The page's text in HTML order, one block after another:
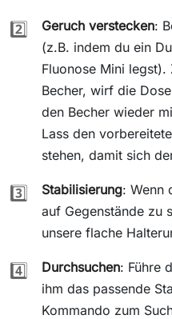
2️⃣ Geruch verstecken:
(z.B. indem du ein
Fluonose Mini legst).
Becher, wirf die
den Becher wieder
Lass den
stehen, damit sich
3️⃣ Stabilisierung: Wenn
auf Gegenstände zu
unsere flache
4️⃣ Durchsuchen: Führe
ihm das passende
Kommando zum